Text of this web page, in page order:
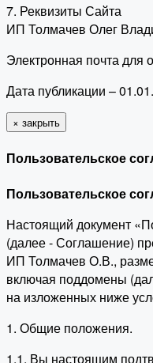
7. Реквизиты Сайта
ИП Толмачев Олег
Электронная почта для
Дата публикации –
× закрыть
Пользовательское
Пользовательское
Настоящий документ
(далее - Соглашение)
ИП Толмачев О.В.,
включая поддомены
на изложенных ниже
1. Общие положения.
1.1. Вы настоящим